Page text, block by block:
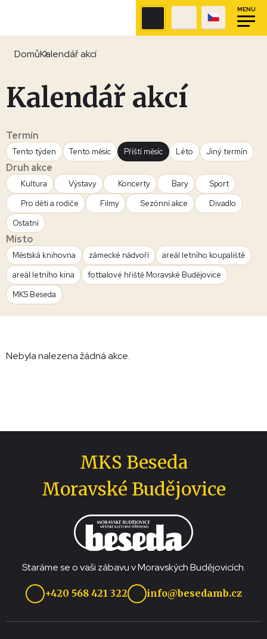
MENU
DomůKalendář akcí
Kalendář akcí
Termín
Tento týden Tento měsíc Příští měsíc Léto Jiný termín
Druh akce
Kultura Výstavy Koncerty Bary
Sport
Pro děti a rodiče
Filmy Sezónní akce
Divadlo
Ostatní
Místo
Městská knihovna zámecké nádvoří
areál letního koupaliště
areál letního kina
fotbalové hřiště Moravské Budějovice
MKS Beseda
Nebyla nalezena žádná akce.
MKS Beseda
Moravské Budějovice
Staráme se o vaši zábavu v Moravských Budějovicích.
+420 568 421 322 info@besedamb.cz